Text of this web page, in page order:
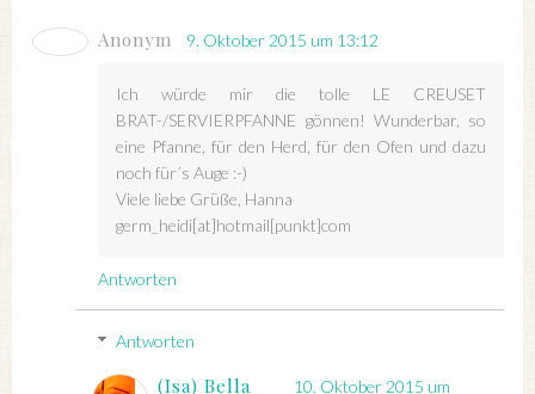
Anonym 9. Oktober 2015 um 13:12
Ich würde mir die tolle LE CREUSET
BRAT-/SERVIERPFANNE gönnen! Wunderbar, so
eine Pfanne, für den Herd, für den Ofen und dazu
noch für´s Auge :-)
Viele liebe Grüße, Hanna
germ_heidi[at]hotmail[punkt]com
Antworten
Antworten
(Isa) Bella
10. Oktober 2015 um